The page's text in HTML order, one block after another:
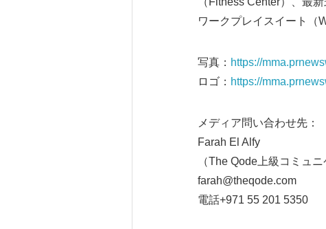
ワークプレイスイート（
写真： https://
ロゴ： https://
メディア問い合わせ先：
Farah El Alfy
（The Qode上級コミュ
farah@theqode.com
電話+971 55 201 5350